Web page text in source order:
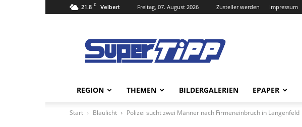
21.8 C Velbert Freitag, 07. August 2026 Zusteller werden Impressum
Tipp
Online
REGION THEMEN BILDERGALERIEN EPAPER
Start Blaulicht Polizei sucht zwei Männer nach Firmeneinbruch in Langenfeld